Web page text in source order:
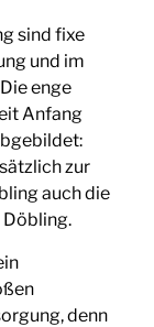
sind fixe
und im
enge
Anfang
zur
auch die
denn